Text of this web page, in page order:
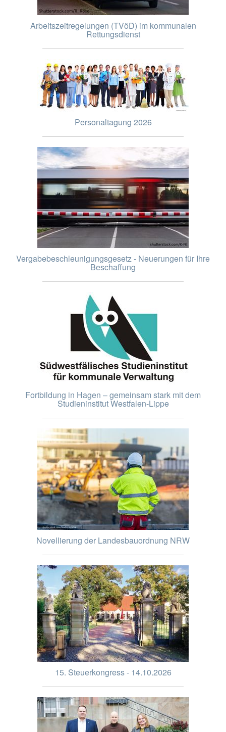
Arbeitszeitregelungen (TVöD) im kommunalen
Rettungsdienst
Personaltagung 2026
Vergabebeschleunigungsgesetz - Neuerungen für Ihre
Beschaffung
Fortbildung in Hagen – gemeinsam stark mit dem
Studieninstitut Westfalen-Lippe
Novellierung der Landesbauordnung NRW
15. Steuerkongress - 14.10.2026